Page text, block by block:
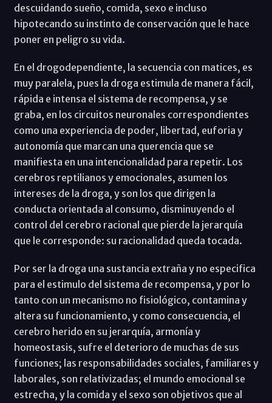
descuidando sueño, comida, sexo e incluso
hipotecando su instinto de conservación que le hace
poner en peligro su vida.
En el drogodependiente, la secuencia con matices, es
muy paralela, pues la droga estimula de manera fácil,
rápida e intensa el sistema de recompensa, y se
graba, en los circuitos neuronales correspondientes
como una experiencia de poder, libertad, euforia y
autonomía que marcan una querencia que se
manifiesta en una intencionalidad para repetir. Los
cerebros reptilianos y emocionales, asumen los
intereses de la droga, y son los que dirigen la
conducta orientada al consumo, disminuyendo el
control del cerebro racional que pierde la jerarquía
que le corresponde: su racionalidad queda tocada.
Por ser la droga una sustancia extraña y no especifica
para el estimulo del sistema de recompensa, y por lo
tanto con un mecanismo no fisiológico, contamina y
altera su funcionamiento, y como consecuencia, el
cerebro herido en su jerarquía, armonía y
homeostasis, sufre el deterioro de muchas de sus
funciones; las responsabilidades sociales, familiares y
laborales, son relativizadas; el mundo emocional se
estrecha, y la comida y el sexo son objetivos que al